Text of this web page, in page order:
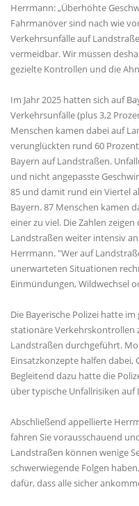
Herrmann: „Überhöhte
Fahrmanöver sind nach wie
Verkehrsunfälle auf
vermeidbar. Wir müssen
gezielte Kontrollen und die
Im Jahr 2025 hatten sich auf
Verkehrsunfälle (plus 3,2
Menschen kamen dabei auf
verunglückten rund 60
Bayern auf Landstraßen.
und nicht angepasste
85 und damit rund ein Viertel
Bayern. 87 Menschen kamen
einer zu viel. Die Zahlen
Landstraßen weiter intensiv
Herrmann. "Wer auf
unerwarteten Situationen
Einmündungen, Wildwechsel
Die Bayerische Polizei hatte
stationäre Verkehrskontrollen
Landstraßen durchgeführt.
Einsatzkonzepte halfen dabei,
Begleitend dazu hatte die
über typische Unfallrisiken
Abschließend appellierte
fahren Sie vorausschauend
Landstraßen können wenige
schwerwiegende Folgen
dafür, dass alle sicher